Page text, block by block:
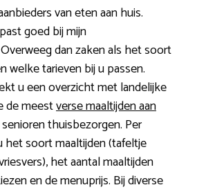
van eten aan huis.
goed bij mijn
dan zaken als het soort
welke tarieven bij u passen.
u een overzicht met landelijke
de meestverse maaltijden aan
thuisbezorgen. Per
het soort maaltijden (tafeltje
het aantal maaltijden
en de menuprijs. Bij diverse